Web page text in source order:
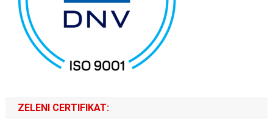
ZELENI CERTIFIKAT: